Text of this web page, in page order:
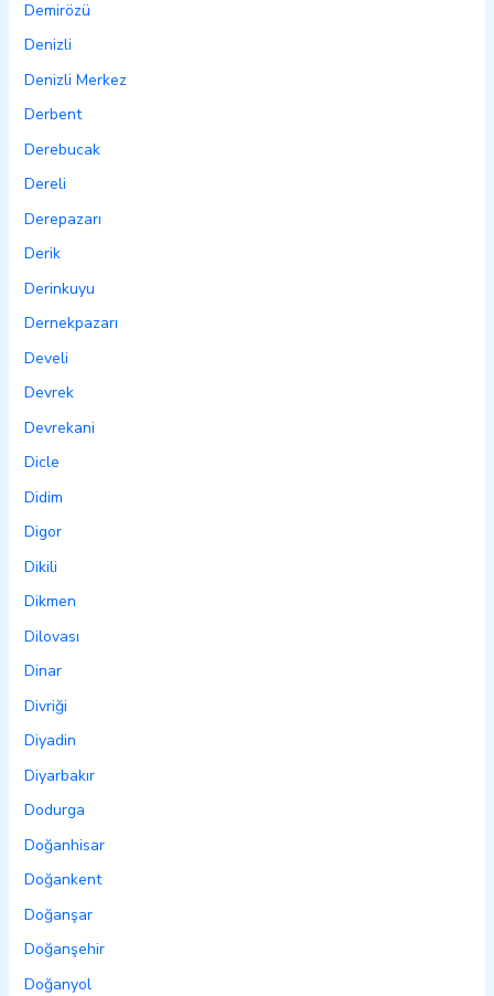
Demirözü
Denizli
Denizli Merkez
Derbent
Derebucak
Dereli
Derepazarı
Derik
Derinkuyu
Dernekpazarı
Develi
Devrek
Devrekani
Dicle
Didim
Digor
Dikili
Dikmen
Dilovası
Dinar
Divriği
Diyadin
Diyarbakır
Dodurga
Doğanhisar
Doğankent
Doğanşar
Doğanşehir
Doğanyol